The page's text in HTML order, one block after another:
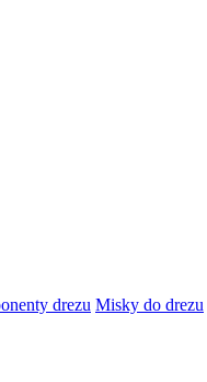
drezu Misky do drezu